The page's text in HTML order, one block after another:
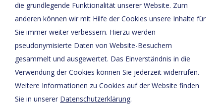
Bitte aktivieren Sie in den Cookie Einstellungen die Option
"Funktionalität" für die korrekte Map-Darstellung
Cookie Einstellungen
die grundlegende Funktionalität unserer Website. Zum
anderen können wir mit Hilfe der Cookies unsere Inhalte für
Sie immer weiter verbessern. Hierzu werden
pseudonymisierte Daten von Website-Besuchern
gesammelt und ausgewertet. Das Einverständnis in die
Verwendung der Cookies können Sie jederzeit widerrufen.
Weitere Informationen zu Cookies auf der Website finden
Sie in unserer Datenschutzerklärung.